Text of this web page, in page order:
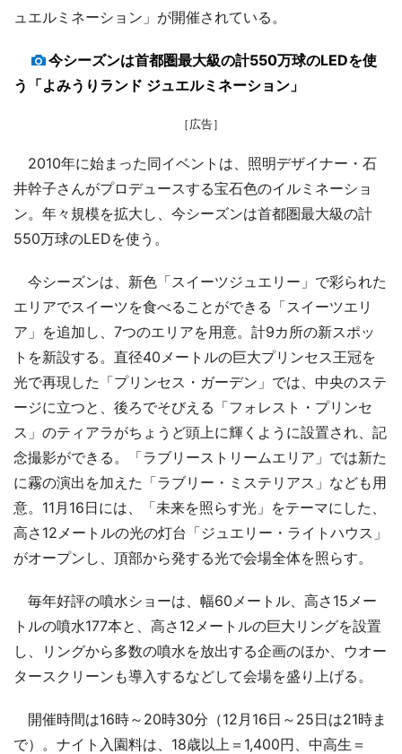
ュエルミネーション」が開催されている。
今シーズンは首都圏最大級の計550万球のLEDを使
う「よみうりランド ジュエルミネーション」
［広告］
2010年に始まった同イベントは、照明デザイナー・石
井幹子さんがプロデュースする宝石色のイルミネーショ
ン。年々規模を拡大し、今シーズンは首都圏最大級の計
550万球のLEDを使う。
今シーズンは、新色「スイーツジュエリー」で彩られた
エリアでスイーツを食べることができる「スイーツエリ
ア」を追加し、7つのエリアを用意。計9カ所の新スポッ
トを新設する。直径40メートルの巨大プリンセス王冠を
光で再現した「プリンセス・ガーデン」では、中央のステ
ージに立つと、後ろでそびえる「フォレスト・プリンセ
ス」のティアラがちょうど頭上に輝くように設置され、記
念撮影ができる。「ラブリーストリームエリア」では新た
に霧の演出を加えた「ラブリー・ミステリアス」なども用
意。11月16日には、「未来を照らす光」をテーマにした、
高さ12メートルの光の灯台「ジュエリー・ライトハウス」
がオープンし、頂部から発する光で会場全体を照らす。
毎年好評の噴水ショーは、幅60メートル、高さ15メー
トルの噴水177本と、高さ12メートルの巨大リングを設置
し、リングから多数の噴水を放出する企画のほか、ウオー
タースクリーンも導入するなどして会場を盛り上げる。
開催時間は16時～20時30分（12月16日～25日は21時ま
で）。ナイト入園料は、18歳以上＝1,400円、中高生＝